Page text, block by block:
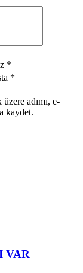
*
*
adımı, e-
kaydet.
VAR